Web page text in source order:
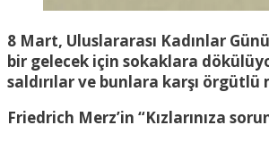
8 Mart, Uluslararası Kadınlar
bir gelecek için sokaklara
saldırılar ve bunlara karşı
Friedrich Merz’in “Kızlarınıza